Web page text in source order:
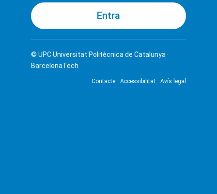
© UPCUniversitat Politècnica de Catalunya ·
BarcelonaTech
Contacte Accessibilitat Avís legal